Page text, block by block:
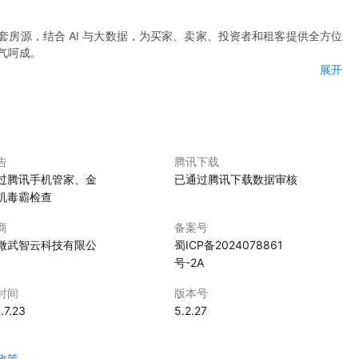
源，结合 AI 与大数据，为买家、卖家、投资者和租客提供全方位
成。
成交房源。
。
解房屋细节。
与信心指数。
展开
腾讯手机管家、金
毒霸检查
腾讯下载
已通过腾讯下载数据审核
武智云科技有限公
备案号
蜀ICP备2024078861
号-2A
间
版本号
5.2.27